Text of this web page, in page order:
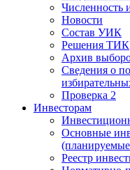
Численность
Новости
Состав УИК
Решения ТИК
Архив
Сведения о
Проверка 2
Инвесторам
Основные
Реестр